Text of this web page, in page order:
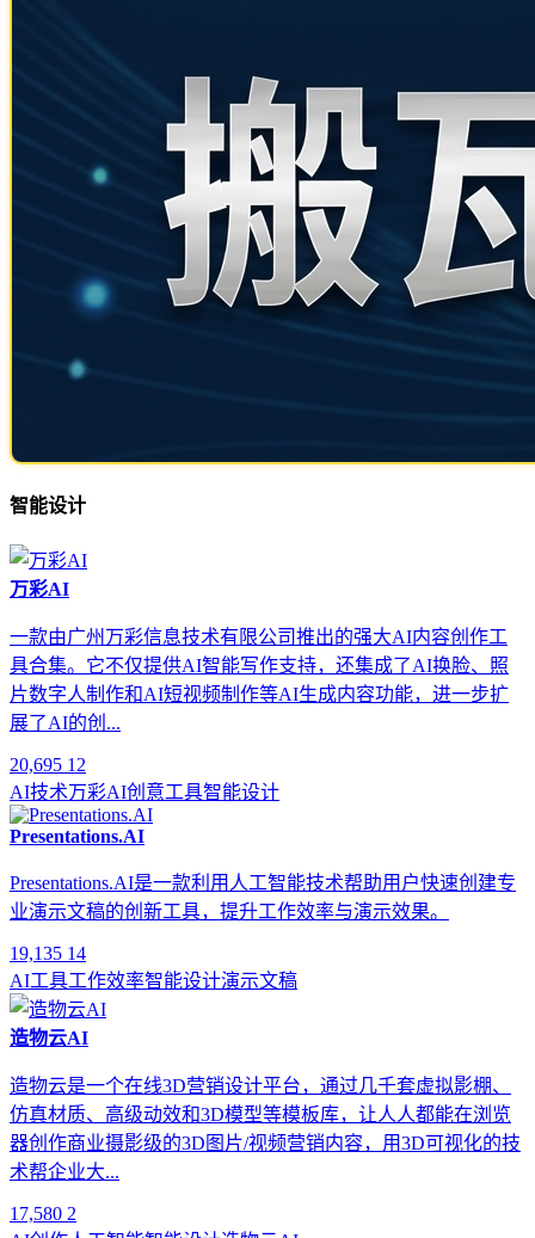
智能设计
万彩AI
一款由广州万彩信息技术有限公司推出的强大AI内容创作工
具合集。它不仅提供AI智能写作支持，还集成了AI换脸、照
片数字人制作和AI短视频制作等AI生成内容功能，进一步扩
展了AI的创...
20,695 12
AI技术万彩AI创意工具智能设计
Presentations.AI
Presentations.AI是一款利用人工智能技术帮助用户快速创建专
业演示文稿的创新工具，提升工作效率与演示效果。
19,135 14
AI工具工作效率智能设计演示文稿
造物云AI
造物云是一个在线3D营销设计平台，通过几千套虚拟影棚、
仿真材质、高级动效和3D模型等模板库，让人人都能在浏览
器创作商业摄影级的3D图片/视频营销内容，用3D可视化的技
术帮企业大...
17,580 2